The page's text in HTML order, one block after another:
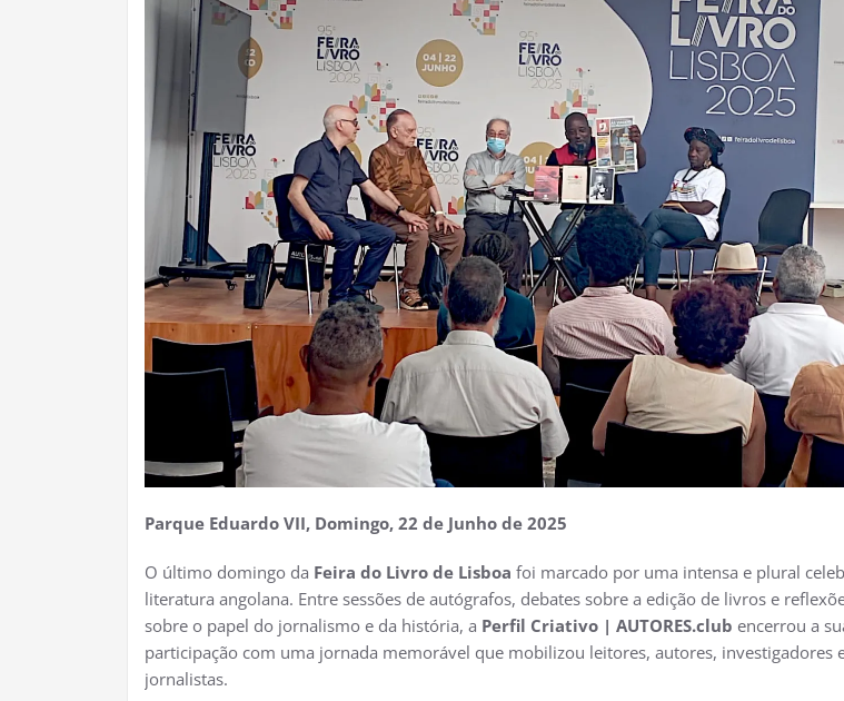
Parque Eduardo VII, Domingo, 22 de Junho de 2025
O último domingo da Feira do Livro de Lisboa foi marcado por uma intensa e plural
literatura angolana. Entre sessões de autógrafos, debates sobre a edição de livros e
sobre o papel do jornalismo e da história, a Perfil Criativo | AUTORES.club encerrou a
participação com uma jornada memorável que mobilizou leitores, autores, investigadores
jornalistas.